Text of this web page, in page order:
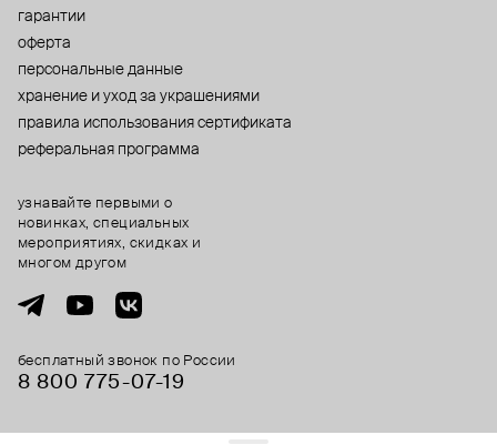
гарантии
оферта
персональные данные
хранение и уход за украшениями
правила использования сертификата
реферальная программа
бесплатный звонок по России
8 800 775⁠-07⁠-19
узнавайте первыми о
новинках, специальных
мероприятиях, скидках и
многом другом